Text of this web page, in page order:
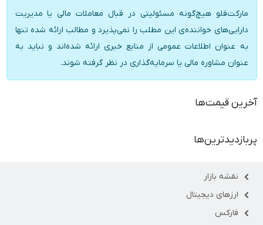
مارکت‌فلو هیچ‌گونه مسئولیتی در قبال معاملات مالی یا مدیریت
دارایی‌های خواننده‌ی این مطلب را نمی‌پذیرد و مطالب ارائه شده تنها
به عنوان اطلاعات عمومی از منابع خبری ارائه شده‌اند و نباید به
عنوان مشاوره مالی یا سرمایه‌گذاری در نظر گرفته شوند.
آخرین قیمت‌ها
پربازدیدترین‌ها
نقشه بازار
ارزهای دیجیتال
فارکس